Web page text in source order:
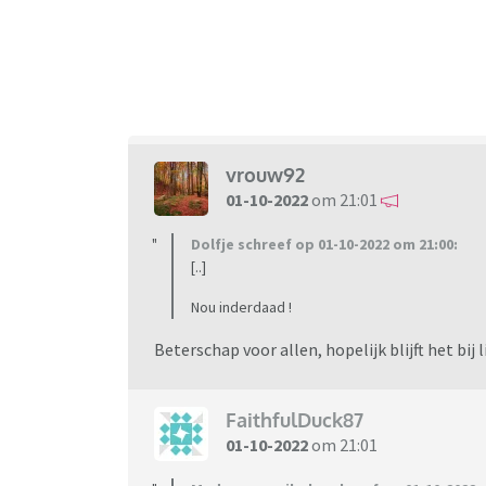
vrouw92
01-10-2022om 21:01
Dolfje schreef op 01-10-2022 om 21:00:
[..]
Nou inderdaad !
Beterschap voor allen, hopelijk blijft het bij
FaithfulDuck87
01-10-2022om 21:01